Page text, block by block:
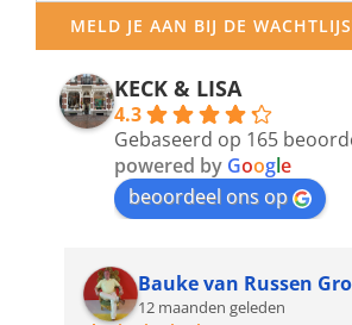
your
email
address
MELD JE AAN BIJ DE
KECK & LISA
4.3
Gebaseerd op 165
powered by Google
beoordeel ons op
Bauke van Russen
12 maanden geleden